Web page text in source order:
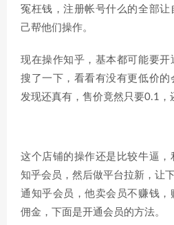
冤枉钱，注册帐号什么的全部让
己帮他们操作。
现在操作知乎，基本都可能要开
搜了一下，看看有没有更低价的
发现还真有，售价竟然只要0.1，
这个店铺的操作还是比较牛逼
知乎会员，然后做平台拉新，让
通知乎会员，他卖会员不赚钱，
佣金，下面是开通会员的方法。